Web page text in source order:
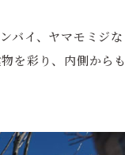
バイ、ヤマモミジな
を彩り、内側からも